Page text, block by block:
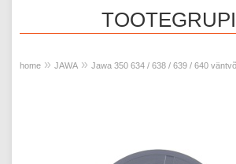
home » JAWA » Jawa 350 634 / 638 / 639 / 640